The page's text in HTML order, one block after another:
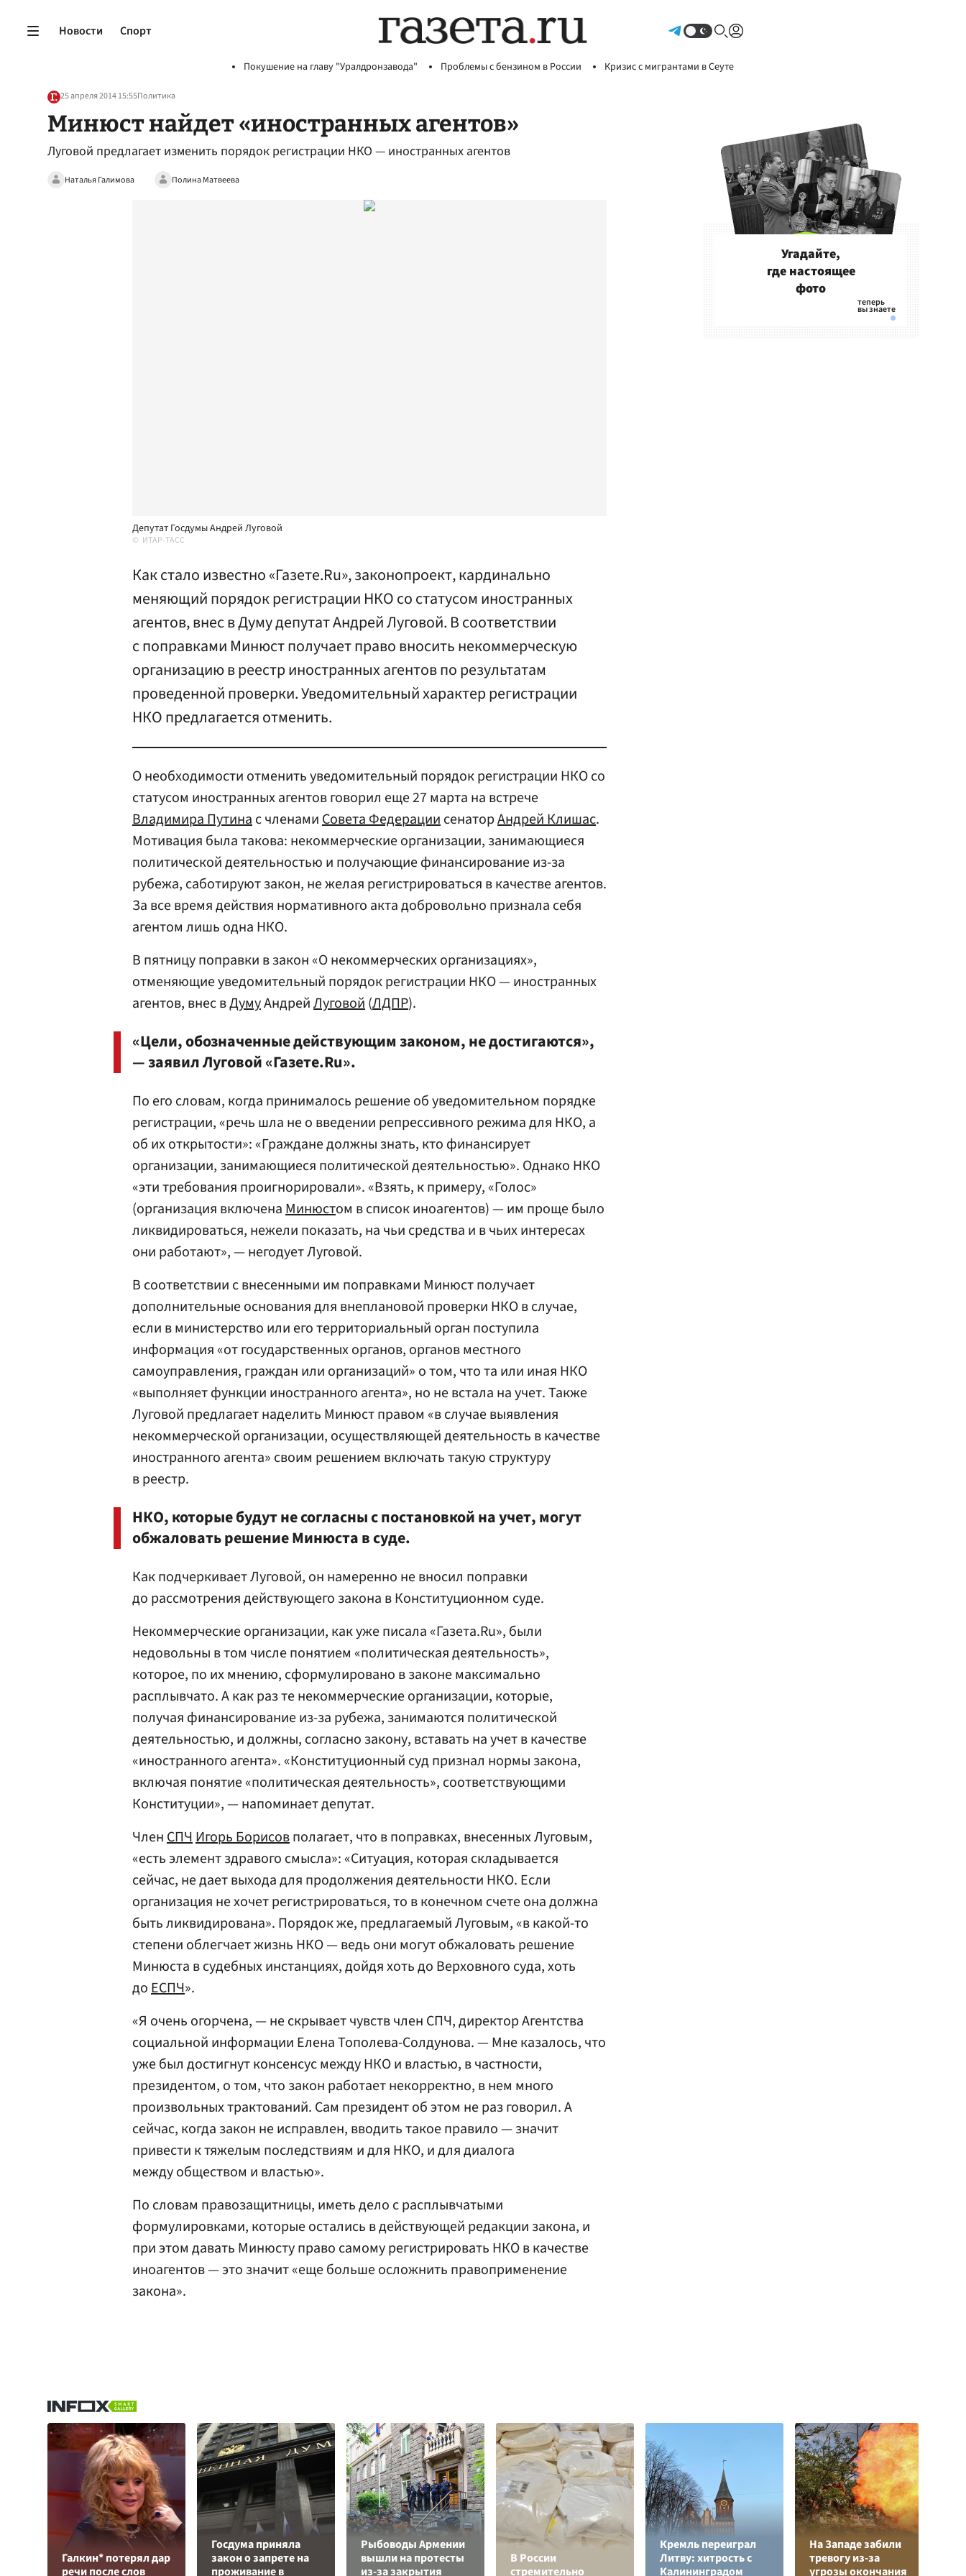
Новости Спорт
Покушение на главу "Уралдронзавода" Проблемы с бензином в России Кризис с мигрантами в Сеуте
25 апреля 2014 15:55Политика
Минюст найдет «иностранных агентов»
Луговой предлагает изменить порядок регистрации НКО — иностранных агентов
Наталья Галимова Полина Матвеева
Депутат Госдумы Андрей Луговой
ИТАР-ТАСС
Как стало известно «Газете.Ru», законопроект, кардинально
меняющий порядок регистрации НКО со статусом иностранных
агентов, внес в Думу депутат Андрей Луговой. В соответствии
с поправками Минюст получает право вносить некоммерческую
организацию в реестр иностранных агентов по результатам
проведенной проверки. Уведомительный характер регистрации
НКО предлагается отменить.
О необходимости отменить уведомительный порядок регистрации НКО со
статусом иностранных агентов говорил еще 27 марта на встрече
Владимира Путинас членамиСовета ФедерациисенаторАндрей Клишас.
Мотивация была такова: некоммерческие организации, занимающиеся
политической деятельностью и получающие финансирование из-за
рубежа, саботируют закон, не желая регистрироваться в качестве агентов.
За все время действия нормативного акта добровольно признала себя
агентом лишь одна НКО.
В пятницу поправки в закон «О некоммерческих организациях»,
отменяющие уведомительный порядок регистрации НКО — иностранных
агентов, внес вДумуАндрейЛуговой(ЛДПР).
«Цели, обозначенные действующим законом, не достигаются»,
— заявил Луговой «Газете.Ru».
По его словам, когда принималось решение об уведомительном порядке
регистрации, «речь шла не о введении репрессивного режима для НКО, а
об их открытости»: «Граждане должны знать, кто финансирует
организации, занимающиеся политической деятельностью». Однако НКО
«эти требования проигнорировали». «Взять, к примеру, «Голос»
(организация включенаМинюстом в список иноагентов) — им проще было
ликвидироваться, нежели показать, на чьи средства и в чьих интересах
они работают», — негодует Луговой.
В соответствии с внесенными им поправками Минюст получает
дополнительные основания для внеплановой проверки НКО в случае,
если в министерство или его территориальный орган поступила
информация «от государственных органов, органов местного
самоуправления, граждан или организаций» о том, что та или иная НКО
«выполняет функции иностранного агента», но не встала на учет. Также
Луговой предлагает наделить Минюст правом «в случае выявления
некоммерческой организации, осуществляющей деятельность в качестве
иностранного агента» своим решением включать такую структуру
в реестр.
НКО, которые будут не согласны с постановкой на учет, могут
обжаловать решение Минюста в суде.
Как подчеркивает Луговой, он намеренно не вносил поправки
до рассмотрения действующего закона в Конституционном суде.
Некоммерческие организации, как уже писала «Газета.Ru», были
недовольны в том числе понятием «политическая деятельность»,
которое, по их мнению, сформулировано в законе максимально
расплывчато. А как раз те некоммерческие организации, которые,
получая финансирование из-за рубежа, занимаются политической
деятельностью, и должны, согласно закону, вставать на учет в качестве
«иностранного агента». «Конституционный суд признал нормы закона,
включая понятие «политическая деятельность», соответствующими
Конституции», — напоминает депутат.
ЧленСПЧИгорь Борисовполагает, что в поправках, внесенных Луговым,
«есть элемент здравого смысла»: «Ситуация, которая складывается
сейчас, не дает выхода для продолжения деятельности НКО. Если
организация не хочет регистрироваться, то в конечном счете она должна
быть ликвидирована». Порядок же, предлагаемый Луговым, «в какой-то
степени облегчает жизнь НКО — ведь они могут обжаловать решение
Минюста в судебных инстанциях, дойдя хоть до Верховного суда, хоть
доЕСПЧ».
«Я очень огорчена, — не скрывает чувств член СПЧ, директор Агентства
социальной информации Елена Тополева-Солдунова. — Мне казалось, что
уже был достигнут консенсус между НКО и властью, в частности,
президентом, о том, что закон работает некорректно, в нем много
произвольных трактований. Сам президент об этом не раз говорил. А
сейчас, когда закон не исправлен, вводить такое правило — значит
привести к тяжелым последствиям и для НКО, и для диалога
между обществом и властью».
По словам правозащитницы, иметь дело с расплывчатыми
формулировками, которые остались в действующей редакции закона, и
при этом давать Минюсту право самому регистрировать НКО в качестве
иноагентов — это значит «еще больше осложнить правоприменение
закона».
Угадайте,
где настоящее
фото
Галкин* потерял дар
речи после слов
Госдума приняла
закон о запрете на
проживание в
Рыбоводы Армении
вышли на протесты
из-за закрытия
В России
стремительно
Кремль переиграл
Литву: хитрость с
Калининградом
На Западе забили
тревогу из-за
угрозы окончания